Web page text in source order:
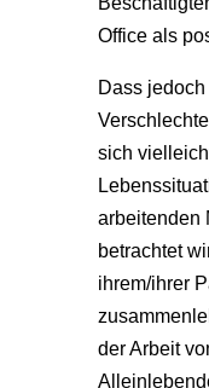
Office als
Dass
sich
arbeitenden
betrachtet
ihrem/ihrer
der Arbeit